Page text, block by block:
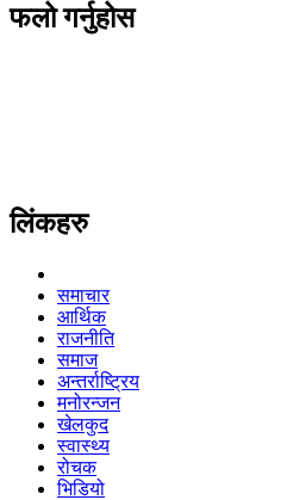
फलो गर्नुहोस
लिंकहरु
समाचार
आर्थिक
राजनीति
समाज
अन्तर्राष्ट्रिय
मनोरन्जन
खेलकुद
स्वास्थ्य
रोचक
भिडियो